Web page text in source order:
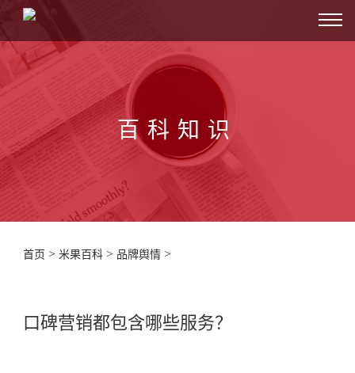
百科知识
首页 > 米果百科 > 品牌舆情 >
口碑营销都包含哪些服务？